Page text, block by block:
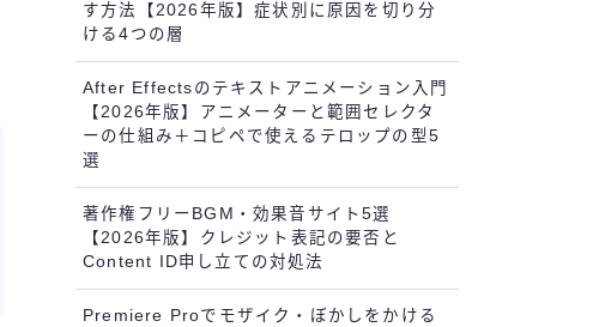
す方法【2026年版】症状別に原因を切り分
ける4つの層
After Effectsのテキストアニメーション入門
【2026年版】アニメーターと範囲セレクタ
ーの仕組み＋コピペで使えるテロップの型5
選
著作権フリーBGM・効果音サイト5選
【2026年版】クレジット表記の要否と
Content ID申し立ての対処法
Premiere Proでモザイク・ぼかしをかける